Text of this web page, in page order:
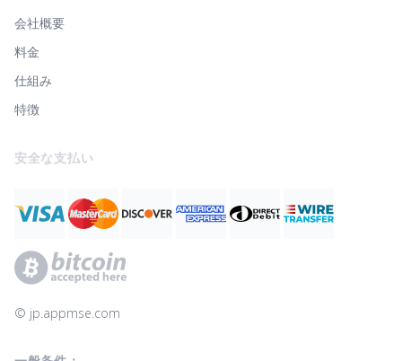
会社概要
料金
仕組み
特徴
安全な支払い
© ‌jp.appmse.com